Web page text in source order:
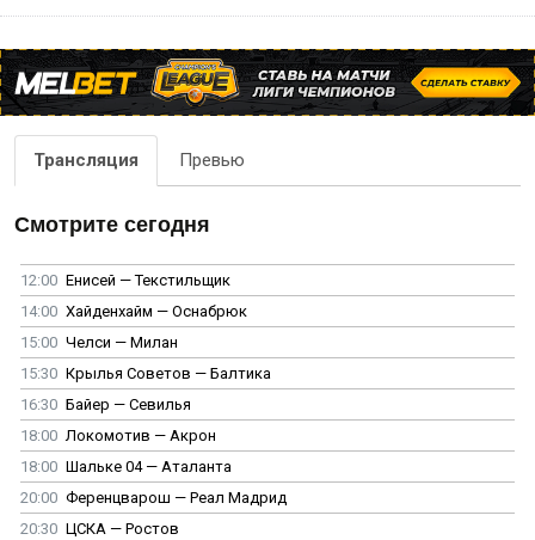
Трансляция Превью
Смотрите сегодня
12:00 Енисей — Текстильщик
14:00 Хайденхайм — Оснабрюк
15:00 Челси — Милан
15:30 Крылья Советов — Балтика
16:30 Байер — Севилья
18:00 Локомотив — Акрон
18:00 Шальке 04 — Аталанта
20:00 Ференцварош — Реал Мадрид
20:30 ЦСКА — Ростов